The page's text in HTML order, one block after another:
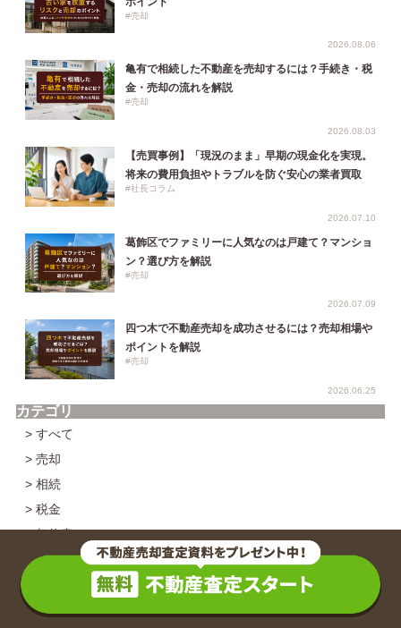
#売却
2026.08.06
亀有で相続した不動産を売却するには？手続き・税
金・売却の流れを解説
#売却
2026.08.03
【売買事例】「現況のまま」早期の現金化を実現。
将来の費用負担やトラブルを防ぐ安心の業者買取
#社長コラム
2026.07.10
葛飾区でファミリーに人気なのは戸建て？マンショ
ン？選び方を解説
#売却
2026.07.09
四つ木で不動産売却を成功させるには？売却相場や
ポイントを解説
#売却
2026.06.25
カテゴリ
> すべて
> 売却
> 相続
> 税金
> 契約書
> 費用
> マンション